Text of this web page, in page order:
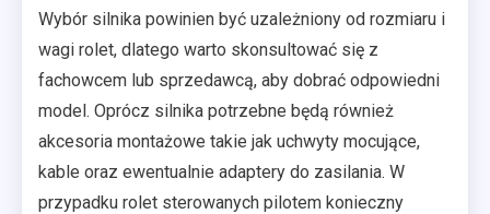
Wybór silnika powinien być uzależniony od rozmiaru i
wagi rolet, dlatego warto skonsultować się z
fachowcem lub sprzedawcą, aby dobrać odpowiedni
model. Oprócz silnika potrzebne będą również
akcesoria montażowe takie jak uchwyty mocujące,
kable oraz ewentualnie adaptery do zasilania. W
przypadku rolet sterowanych pilotem konieczny